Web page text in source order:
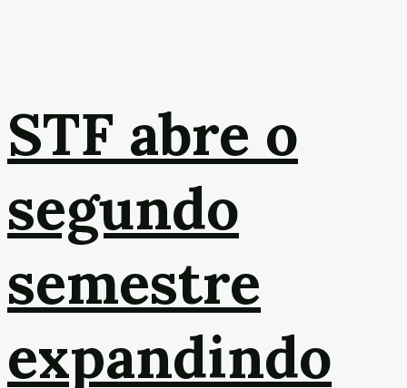
STF abre o
segundo
semestre
expandindo